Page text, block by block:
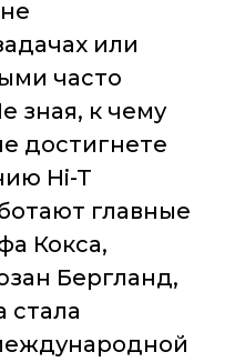
или
часто
зная, к чему
достигнете
Hi-T
главные
Кокса,
Бергланд,
стала